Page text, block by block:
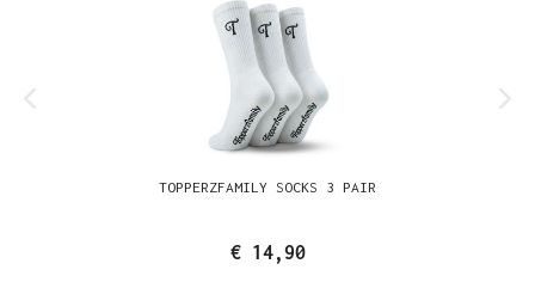
TOPPERZFAMILY SOCKS 3 PAIR
€ 14,90